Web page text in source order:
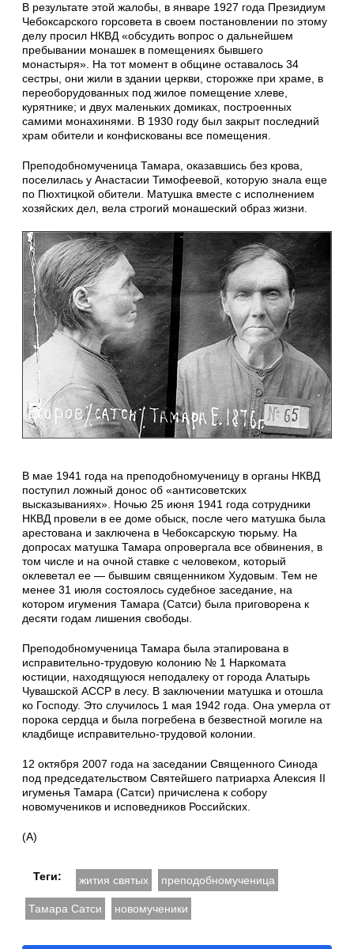
В результате этой жалобы, в январе 1927 года Президиум
Чебоксарского горсовета в своем постановлении по этому
делу просил НКВД «обсудить вопрос о дальнейшем
пребывании монашек в помещениях бывшего
монастыря». На тот момент в общине оставалось 34
сестры, они жили в здании церкви, сторожке при храме, в
переоборудованных под жилое помещение хлеве,
курятнике; и двух маленьких домиках, построенных
самими монахинями. В 1930 году был закрыт последний
храм обители и конфискованы все помещения.
Преподобномученица Тамара, оказавшись без крова,
поселилась у Анастасии Тимофеевой, которую знала еще
по Пюхтицкой обители. Матушка вместе с исполнением
хозяйских дел, вела строгий монашеский образ жизни.
В мае 1941 года на преподобномученицу в органы НКВД
поступил ложный донос об «антисоветских
высказываниях». Ночью 25 июня 1941 года сотрудники
НКВД провели в ее доме обыск, после чего матушка была
арестована и заключена в Чебоксарскую тюрьму. На
допросах матушка Тамара опровергала все обвинения, в
том числе и на очной ставке с человеком, который
оклеветал ее — бывшим священником Худовым. Тем не
менее 31 июля состоялось судебное заседание, на
котором игумения Тамара (Сатси) была приговорена к
десяти годам лишения свободы.
Преподобномученица Тамара была этапирована в
исправительно-трудовую колонию № 1 Наркомата
юстиции, находящуюся неподалеку от города Алатырь
Чувашской АССР в лесу. В заключении матушка и отошла
ко Господу. Это случилось 1 мая 1942 года. Она умерла от
порока сердца и была погребена в безвестной могиле на
кладбище исправительно-трудовой колонии.
12 октября 2007 года на заседании Священного Синода
под председательством Святейшего патриарха Алексия II
игуменья Тамара (Сатси) причислена к собору
новомучеников и исповедников Российских.
(А)
Теги: жития святых преподобномученица
Тамара Сатси новомученики